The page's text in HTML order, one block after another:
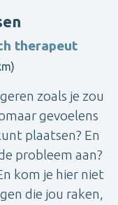
therapeut
zoals je zou
gevoelens
plaatsen? En
probleem aan?
kom je hier niet
die jou raken,